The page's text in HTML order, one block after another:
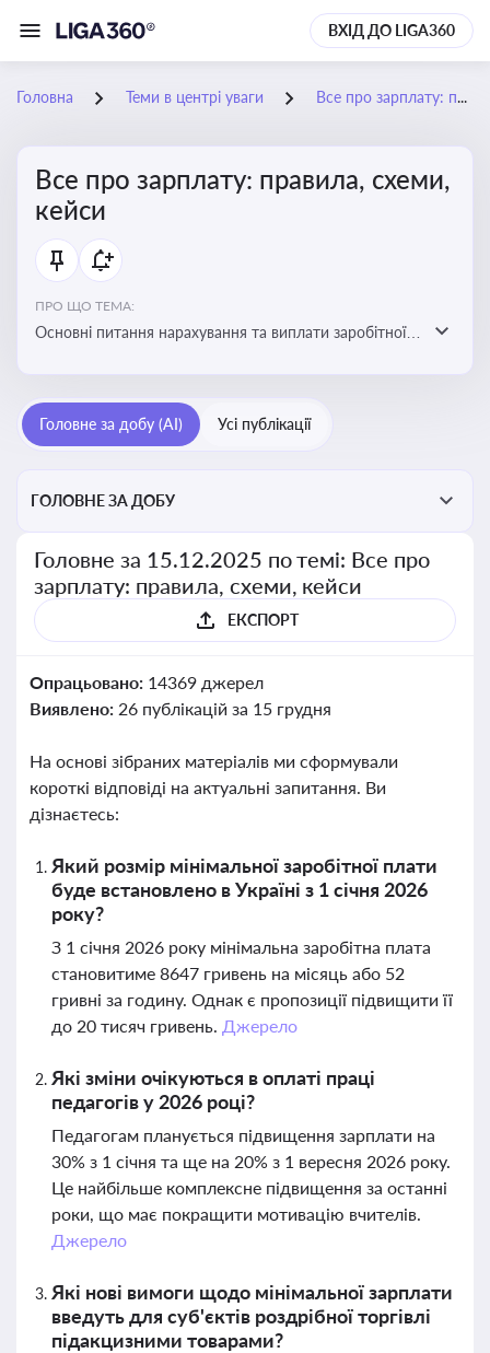
ВХІД ДО LIGA360
Головна Теми в центрі уваги Все про зарплату: правила, схеми, кейси
Все про зарплату: правила, схеми,
кейси
ПРО ЩО ТЕМА:
Основні питання нарахування та виплати заробітної
інформації про можливі схеми зловживань
Головне за добу (AI) Усі публікації
ГОЛОВНЕ ЗА ДОБУ
Головне за 15.12.2025 по темі: Все про
зарплату: правила, схеми, кейси
ЕКСПОРТ
Опрацьовано: 14369 джерел
Виявлено: 26 публікацій за 15 грудня
На основі зібраних матеріалів ми сформували
короткі відповіді на актуальні запитання. Ви
дізнаєтесь:
Який розмір мінімальної заробітної плати
буде встановлено в Україні з 1 січня 2026
року?
З 1 січня 2026 року мінімальна заробітна плата
становитиме 8647 гривень на місяць або 52
гривні за годину. Однак є пропозиції підвищити її
до 20 тисяч гривень. Джерело
Які зміни очікуються в оплаті праці
педагогів у 2026 році?
Педагогам планується підвищення зарплати на
30% з 1 січня та ще на 20% з 1 вересня 2026 року.
Це найбільше комплексне підвищення за останні
роки, що має покращити мотивацію вчителів.
Джерело
Які нові вимоги щодо мінімальної зарплати
введуть для суб'єктів роздрібної торгівлі
підакцизними товарами?